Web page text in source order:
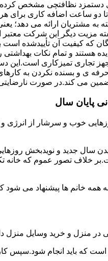
ساعت اضافه کاری برای هر
مزیت دیگر این شرکت
که کیفیت آن تأییدشده است
هستند و تمام نکات
تجاری تمیزکاری است.این
ی و بسنده نکردن به
می کند.در صورت
پایان سال
خوب و سرشار از انرژی و
سال جدید و نویدبخش
خلاف تصور عموم که خانه
خانم ها پیشنهاد می شود
در منزل و خرید وسایل منزل
که باید انجام شود.سپس